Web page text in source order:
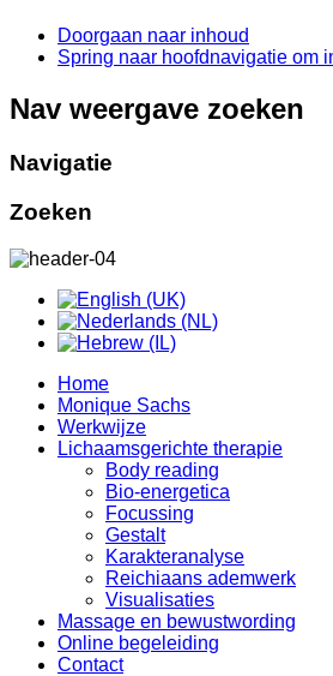
Doorgaan naar inhoud
Spring naar hoofdnavigatie om
Nav weergave zoeken
Navigatie
Zoeken
Home
Monique Sachs
Werkwijze
Lichaamsgerichte therapie
Body reading
Bio-energetica
Focussing
Gestalt
Karakteranalyse
Reichiaans ademwerk
Visualisaties
Massage en bewustwording
Online begeleiding
Contact